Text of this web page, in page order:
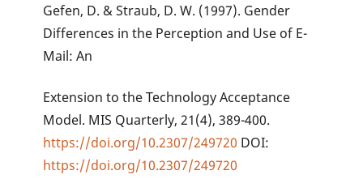
Gefen, D. & Straub, D. W. (1997). Gender
Differences in the Perception and Use of E-
Mail: An
Extension to the Technology Acceptance
Model. MIS Quarterly, 21(4), 389-400.
https://doi.org/10.2307/249720 DOI:
https://doi.org/10.2307/249720